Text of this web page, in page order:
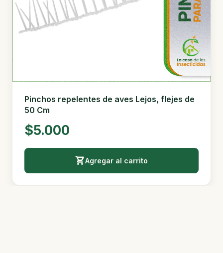
Pinchos repelentes de aves Lejos, flejes de
50 Cm
$5.000
Agregar al carrito